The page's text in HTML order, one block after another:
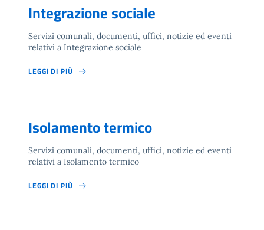
Integrazione sociale
Servizi comunali, documenti, uffici, notizie ed eventi
relativi a Integrazione sociale
LEGGI DI PIÙ
Isolamento termico
Servizi comunali, documenti, uffici, notizie ed eventi
relativi a Isolamento termico
LEGGI DI PIÙ